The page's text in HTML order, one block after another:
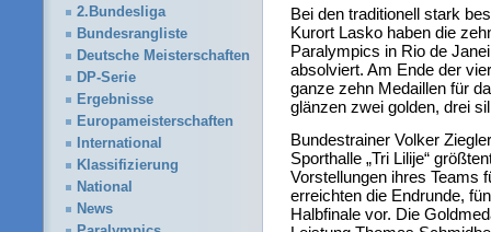
Bei den traditionell stark
Kurort Lasko haben die
Paralympics in Rio de
absolviert. Am Ende der
ganze zehn Medaillen für
glänzen zwei golden, drei
Bundestrainer Volker
Sporthalle „Tri Lilije“
Vorstellungen ihres Teams
erreichten die Endrunde,
Halbfinale vor. Die
2.Bundesliga
Bundesrangliste
Deutsche Meisterschaften
DP-Serie
Ergebnisse
Europameisterschaften
International
Klassifizierung
National
News